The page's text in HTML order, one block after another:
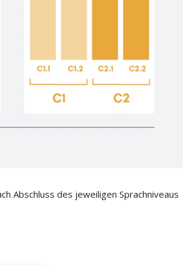
Abschluss des jeweiligen Sprachniveaus